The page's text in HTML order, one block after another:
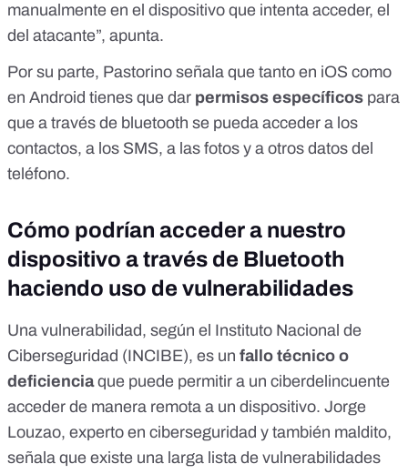
manualmente en el dispositivo que intenta acceder, el
del atacante”, apunta.
Por su parte, Pastorino señala que tanto en iOS como
en Android tienes que dar permisos específicos para
que a través de bluetooth se pueda acceder a los
contactos, a los SMS, a las fotos y a otros datos del
teléfono.
Cómo podrían acceder a nuestro
dispositivo a través de Bluetooth
haciendo uso de vulnerabilidades
Una vulnerabilidad, según el Instituto Nacional de
Ciberseguridad (INCIBE), es un fallo técnico o
deficienciaque puede permitir a un ciberdelincuente
acceder de manera remota a un dispositivo. Jorge
Louzao, experto en ciberseguridad y también maldito,
señala que existe una larga lista de vulnerabilidades